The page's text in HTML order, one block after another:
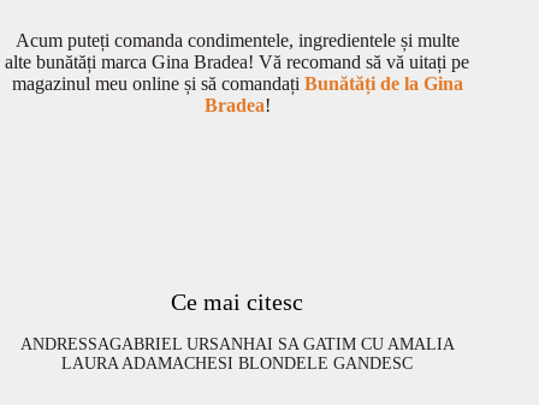
Acum puteți comanda condimentele, ingredientele și multe
alte bunătăți marca Gina Bradea! Vă recomand să vă uitați pe
magazinul meu online și să comandați Bunătăți de la Gina
Bradea!
Ce mai citesc
ANDRESSAGABRIEL URSANHAI SA GATIM CU AMALIA
LAURA ADAMACHESI BLONDELE GANDESC